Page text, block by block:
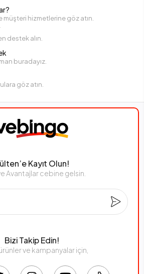
hizmetlerine göz atın.
destek alın.
buradayız.
göz atın.
Kayıt Olun!
Avantajlar cebine gelsin.
Bizi Takip Edin!
ve kampanyalar için,